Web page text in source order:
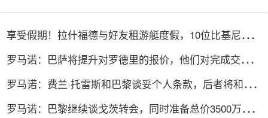
享受假期！拉什福德与好友租游艇度假，10位比基尼女孩
罗马诺：巴萨将提升对罗德里的报价，他们对完成交易信
罗马诺：费兰·托雷斯和巴黎谈妥个人条款，后者将和巴
罗马诺：巴黎继续谈戈茨转会，同时准备总价3500万欧